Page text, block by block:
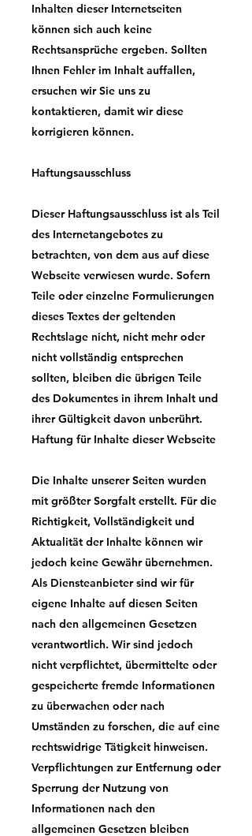
Inhalten dieser Internetseiten
können sich auch keine
Rechtsansprüche ergeben. Sollten
Ihnen Fehler im Inhalt auffallen,
ersuchen wir Sie uns zu
kontaktieren, damit wir diese
korrigieren können.
Haftungsausschluss
Dieser Haftungsausschluss ist als Teil
des Internetangebotes zu
betrachten, von dem aus auf diese
Webseite verwiesen wurde. Sofern
Teile oder einzelne Formulierungen
dieses Textes der geltenden
Rechtslage nicht, nicht mehr oder
nicht vollständig entsprechen
sollten, bleiben die übrigen Teile
des Dokumentes in ihrem Inhalt und
ihrer Gültigkeit davon unberührt.
Haftung für Inhalte dieser Webseite
Die Inhalte unserer Seiten wurden
mit größter Sorgfalt erstellt. Für die
Richtigkeit, Vollständigkeit und
Aktualität der Inhalte können wir
jedoch keine Gewähr übernehmen.
Als Diensteanbieter sind wir für
eigene Inhalte auf diesen Seiten
nach den allgemeinen Gesetzen
verantwortlich. Wir sind jedoch
nicht verpflichtet, übermittelte oder
gespeicherte fremde Informationen
zu überwachen oder nach
Umständen zu forschen, die auf eine
rechtswidrige Tätigkeit hinweisen.
Verpflichtungen zur Entfernung oder
Sperrung der Nutzung von
Informationen nach den
allgemeinen Gesetzen bleiben